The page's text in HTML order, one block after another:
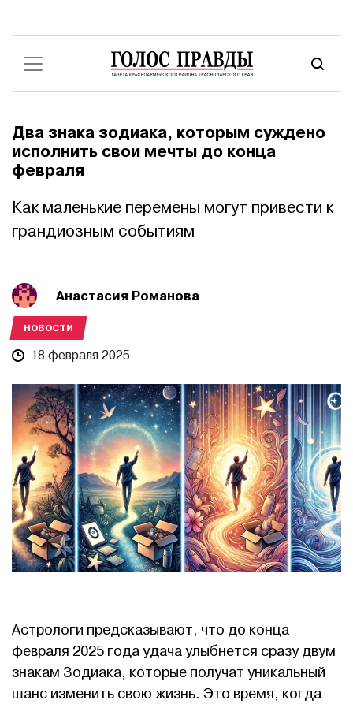
Два знака зодиака, которым суждено
исполнить свои мечты до конца
февраля
Как маленькие перемены могут привести к
грандиозным событиям
Анастасия Романова
НОВОСТИ
18 февраля 2025
Астрологи предсказывают, что до конца
февраля 2025 года удача улыбнется сразу двум
знакам Зодиака, которые получат уникальный
шанс изменить свою жизнь. Это время, когда